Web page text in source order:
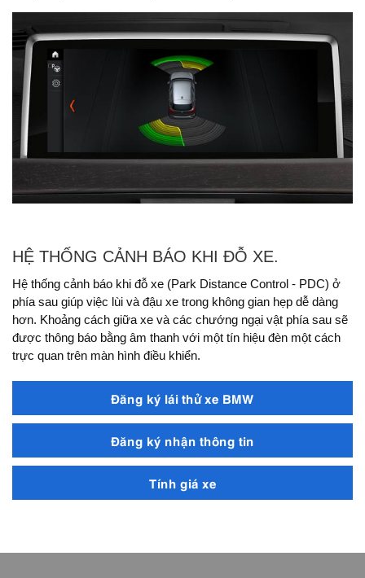
HỆ THỐNG CẢNH BÁO KHI ĐỖ XE.
Hệ thống cảnh báo khi đỗ xe (Park Distance Control - PDC) ở
phía sau giúp việc lùi và đậu xe trong không gian hẹp dễ dàng
hơn. Khoảng cách giữa xe và các chướng ngại vật phía sau sẽ
được thông báo bằng âm thanh với một tín hiệu đèn một cách
trực quan trên màn hình điều khiển.
Đăng ký lái thử xe BMW
Đăng ký nhận thông tin
Tính giá xe